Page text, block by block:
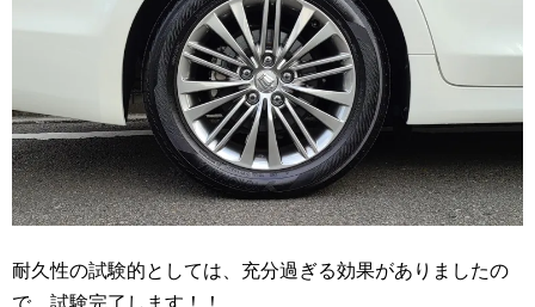
耐久性の試験的としては、充分過ぎる効果がありましたの